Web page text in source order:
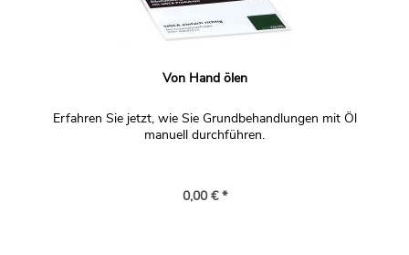
Von Hand ölen
Erfahren Sie jetzt, wie Sie Grundbehandlungen mit Öl
manuell durchführen.
0,00 € *